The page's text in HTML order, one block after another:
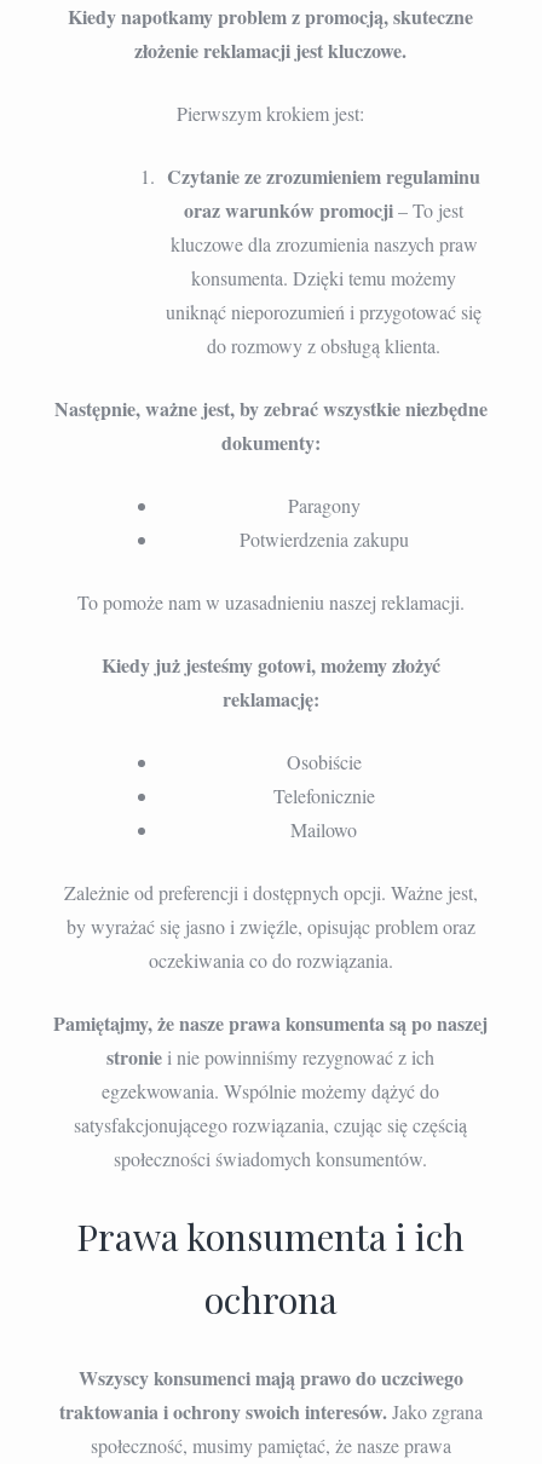
Kiedy napotkamy problem z promocją, skuteczne
złożenie reklamacji jest kluczowe.
Pierwszym krokiem jest:
Czytanie ze zrozumieniem regulaminu
oraz warunków promocji– To jest
kluczowe dla zrozumienia naszych praw
konsumenta. Dzięki temu możemy
uniknąć nieporozumień i przygotować się
do rozmowy z obsługą klienta.
Następnie, ważne jest, by zebrać wszystkie niezbędne
dokumenty:
Paragony
Potwierdzenia zakupu
To pomoże nam w uzasadnieniu naszej reklamacji.
Kiedy już jesteśmy gotowi, możemy złożyć
reklamację:
Osobiście
Telefonicznie
Mailowo
Zależnie od preferencji i dostępnych opcji. Ważne jest,
by wyrażać się jasno i zwięźle, opisując problem oraz
oczekiwania co do rozwiązania.
Pamiętajmy, że nasze prawa konsumenta są po naszej
stronie i nie powinniśmy rezygnować z ich
egzekwowania. Wspólnie możemy dążyć do
satysfakcjonującego rozwiązania, czując się częścią
społeczności świadomych konsumentów.
Prawa konsumenta i ich
ochrona
Wszyscy konsumenci mają prawo do uczciwego
traktowania i ochrony swoich interesów.Jako zgrana
społeczność, musimy pamiętać, że nasze prawa